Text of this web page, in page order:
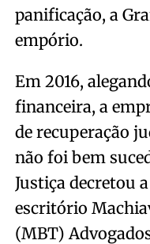
panificação, a
empório.
Em 2016,
financeira, a
de recuperação
não foi bem
Justiça decretou
escritório
(MBT)